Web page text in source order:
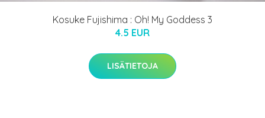
Kosuke Fujishima : Oh! My Goddess 3
4.5 EUR
LISÄTIETOJA